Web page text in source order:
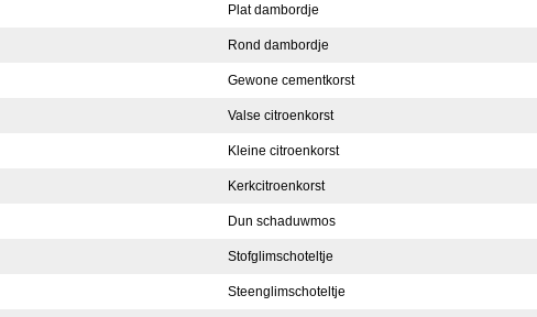
Plat dambordje
Rond dambordje
Gewone cementkorst
Valse citroenkorst
Kleine citroenkorst
Kerkcitroenkorst
Dun schaduwmos
Stofglimschoteltje
Steenglimschoteltje